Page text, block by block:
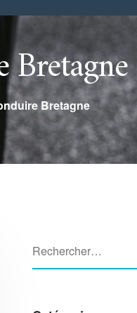
Bretagne
Bretagne